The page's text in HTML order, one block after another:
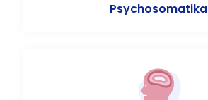
Psychosomatika